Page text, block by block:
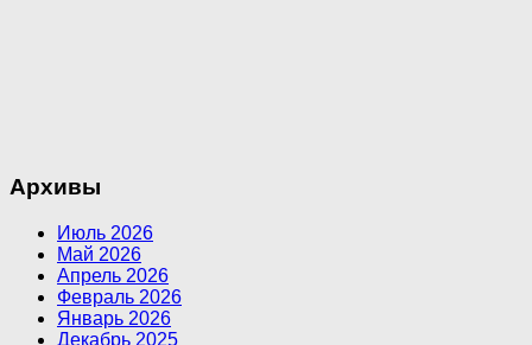
Архивы
Июль 2026
Май 2026
Апрель 2026
Февраль 2026
Январь 2026
Декабрь 2025